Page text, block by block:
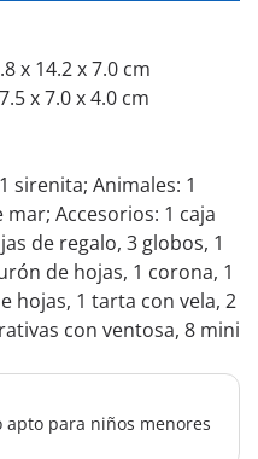
x 14.2 x 7.0 cm
7.5 x 7.0 x 4.0 cm
sirenita; Animales: 1
Accesorios: 1 caja
de regalo, 3 globos, 1
de hojas, 1 corona, 1
hojas, 1 tarta con vela, 2
con ventosa, 8 mini
apto para niños menores